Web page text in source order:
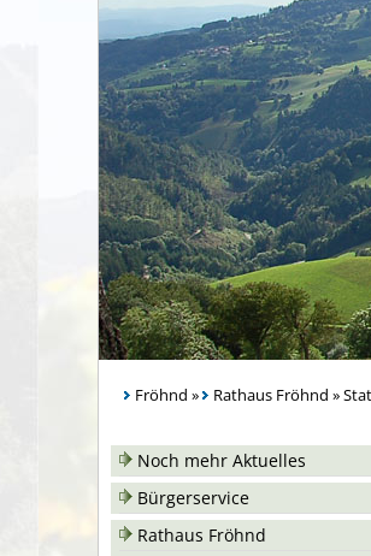
Fröhnd » Rathaus Fröhnd »
Noch mehr Aktuelles
Bürgerservice
Rathaus Fröhnd